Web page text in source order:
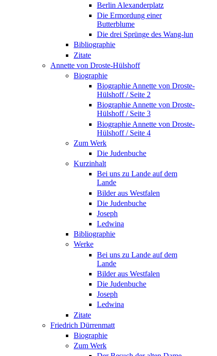
Berlin Alexanderplatz
Die Ermordung einer
Butterblume
Die drei Sprünge des Wang-lun
Bibliographie
Zitate
Annette von Droste-Hülshoff
Biographie
Biographie Annette von Droste-
Hülshoff / Seite 2
Biographie Annette von Droste-
Hülshoff / Seite 3
Biographie Annette von Droste-
Hülshoff / Seite 4
Zum Werk
Die Judenbuche
Kurzinhalt
Bei uns zu Lande auf dem
Lande
Bilder aus Westfalen
Die Judenbuche
Joseph
Ledwina
Bibliographie
Werke
Bei uns zu Lande auf dem
Lande
Bilder aus Westfalen
Die Judenbuche
Joseph
Ledwina
Zitate
Friedrich Dürrenmatt
Biographie
Zum Werk